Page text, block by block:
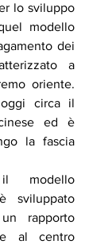
lo sviluppo
modello
dei
a
oriente.
circa il
ed è
la fascia
modello
sviluppato
rapporto
al centro